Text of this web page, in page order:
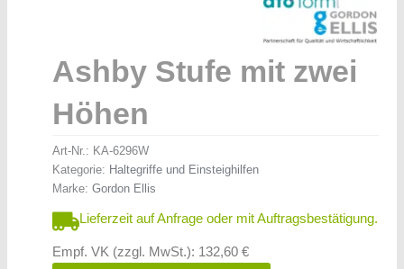
Ashby Stufe mit zwei
Höhen
Art-Nr.: KA-6296W
Kategorie: Haltegriffe und Einsteighilfen
Marke: Gordon Ellis
Lieferzeit auf Anfrage oder mit Auftragsbestätigung.
Empf. VK (zzgl. MwSt.): 132,60 €